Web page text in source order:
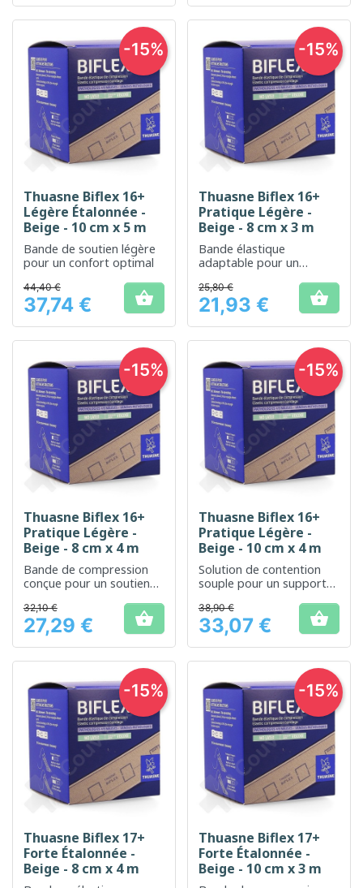
Thuasne Biflex 16+
Légère Étalonnée -
Beige - 10 cm x 5 m
Bande de soutien légère
pour un confort optimal
Prix
44,40 €
37,74 € 
-15%
Thuasne Biflex 16+
Pratique Légère -
Beige - 8 cm x 3 m
Bande élastique
adaptable pour un
compression optimal
Prix
25,80 €
21,93 € 
-15%
Thuasne Biflex 16+
Pratique Légère -
Beige - 8 cm x 4 m
Bande de compression
conçue pour un soutien
Prix
32,10 €
27,29 € 
-15%
Thuasne Biflex 16+
Pratique Légère -
Beige - 10 cm x 4 m
Solution de contention
souple pour un support
Prix
38,90 €
33,07 € 
-15%
Thuasne Biflex 17+
Forte Étalonnée -
Beige - 8 cm x 4 m
-15%
Thuasne Biflex 17+
Forte Étalonnée -
Beige - 10 cm x 3 m
-15%